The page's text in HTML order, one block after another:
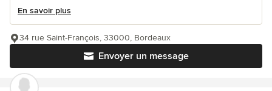
En savoir plus
Envoyer un message
34 rue Saint-François, 33000, Bordeaux